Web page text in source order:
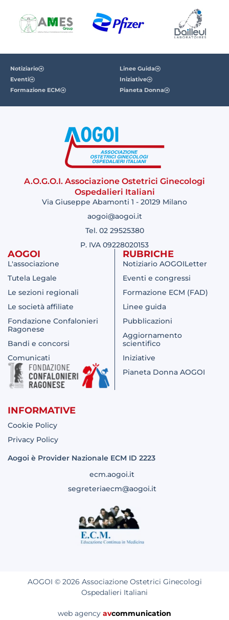
Notiziario
Eventi
Formazione ECM
Linee Guida
Iniziative
Pianeta Donna
A.O.G.O.I. Associazione Ostetrici Ginecologi
Ospedalieri Italiani
Via Giuseppe Abamonti 1 - 20129 Milano
aogoi@aogoi.it
Tel. 02 29525380
P. IVA 09228020153
AOGOI
L'associazione
Tutela Legale
Le sezioni regionali
Le società affiliate
Fondazione Confalonieri
Ragonese
Bandi e concorsi
Comunicati
RUBRICHE
Notiziario AOGOILetter
Eventi e congressi
Formazione ECM (FAD)
Linee guida
Pubblicazioni
Aggiornamento
scientifico
Iniziative
Pianeta Donna AOGOI
INFORMATIVE
Cookie Policy
Privacy Policy
Aogoi è Provider Nazionale ECM ID 2223
ecm.aogoi.it
segreteriaecm@aogoi.it
AOGOI © 2026 Associazione Ostetrici Ginecologi
Ospedalieri Italiani
web agency avcommunication